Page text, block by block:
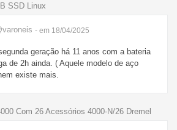
SSD Linux
- em 18/04/2025
geração há 11 anos com a bateria
de 2h ainda. ( Aquele modelo de aço
existe mais.
Com 26 Acessórios 4000-N/26 Dremel